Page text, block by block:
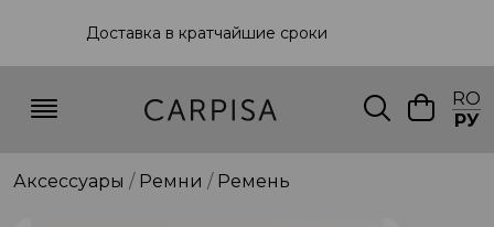
Доставка в кратчайшие сроки
RO
РУ
Аксессуары Ремни Ремень